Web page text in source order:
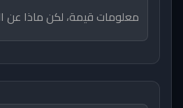
معلومات قيمة، لكن ماذا عن